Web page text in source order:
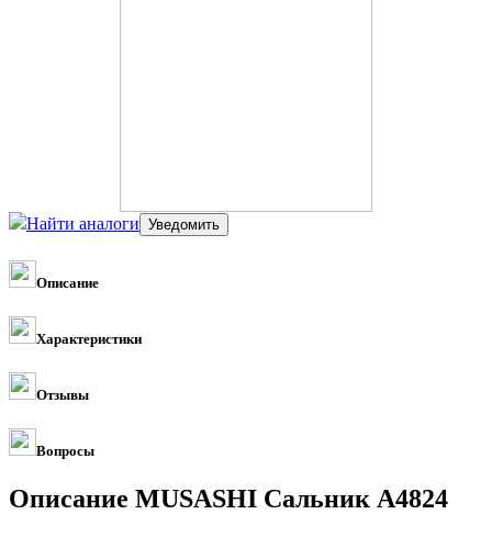
Найти аналоги
Описание
Характеристики
Отзывы
Вопросы
Описание MUSASHI Сальник A4824